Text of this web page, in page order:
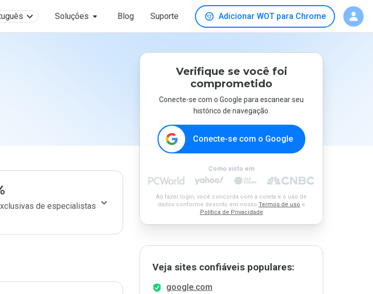
Soluções Blog Suporte Adicionar WOT para Chrome
de especialistas
Verifique se você foi
comprometido
Conecte-se com o Google para escanear seu
histórico de navegação.
Conecte-se com o Google
Como visto em
Ao fazer login, você concorda com a coleta e o uso de
dados conforme descrito em nosso Termos de uso e
Política de Privacidade
Veja sites confiáveis populares:
google.com